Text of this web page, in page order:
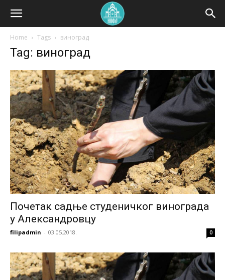
Home Tags виноград
Tag: виноград
Почетак садње студеничког винограда
у Александровцу
filipadmin - 03.05.2018. 0